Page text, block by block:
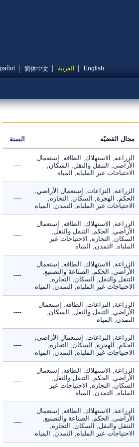
English العربية 简体中文
Español
مجال القضيّه السنة
الزراعة, الاستهلاك, الطاقه, إستعمال
الأراضي, التنقل والنقل, السكان,
الاحتياجات غير الملباه, المياه
----
الزراعة, النزاعات, إستعمال الأراضي,
الحكم, الهجرة, السكان, التجاره,
الاحتياجات غير الملباه, التمدن, المياه
----
الزراعة, الاستهلاك, الطاقه, إستعمال
الأراضي, الحكم, التنقل والنقل,
السكان, التجاره, الاحتياجات غير
الملباه, التمدن, المياه
----
الزراعة, الاستهلاك, الطاقه, إستعمال
الأراضي, الحكم, الصناعة والتصنيع,
التنقل والنقل, السكان, التجاره,
الاحتياجات غير الملباه, التمدن, المياه
----
الزراعة, النزاعات, الطاقه, إستعمال
الأراضي, التنقل والنقل, السكان,
التمدن, المياه
----
الزراعة, النزاعات, إستعمال الأراضي,
الحكم, الهجرة, السكان, التجاره,
الاحتياجات غير الملباه, التمدن, المياه
----
الزراعة, الاستهلاك, الطاقه, إستعمال
الأراضي, الحكم, التنقل والنقل,
السكان, التجاره, الاحتياجات غير
الملباه, التمدن, المياه
----
الزراعة, الاستهلاك, الطاقه, إستعمال
الأراضي, الحكم, الصناعة والتصنيع,
التنقل والنقل, السكان, التجاره,
الاحتياجات غير الملباه, التمدن, المياه
----